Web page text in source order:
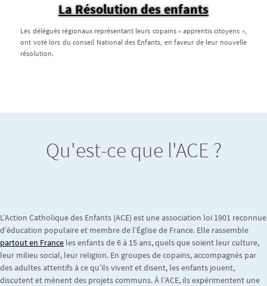
La Résolution des enfants
Les délégués régionaux représentant leurs copains « apprentis citoyens »,
ont voté lors du conseil National des Enfants, en faveur de leur nouvelle
résolution.
Qu'est-ce que l'ACE ?
L’Action Catholique des Enfants (ACE) est une association loi 1901 reconnue
d’éducation populaire et membre de l’Église de France. Elle rassemble
partout en France les enfants de 6 à 15 ans, quels que soient leur culture,
leur milieu social, leur religion. En groupes de copains, accompagnés par
des adultes attentifs à ce qu’ils vivent et disent, les enfants jouent,
discutent et mènent des projets communs. À l’ACE, ils expérimentent une